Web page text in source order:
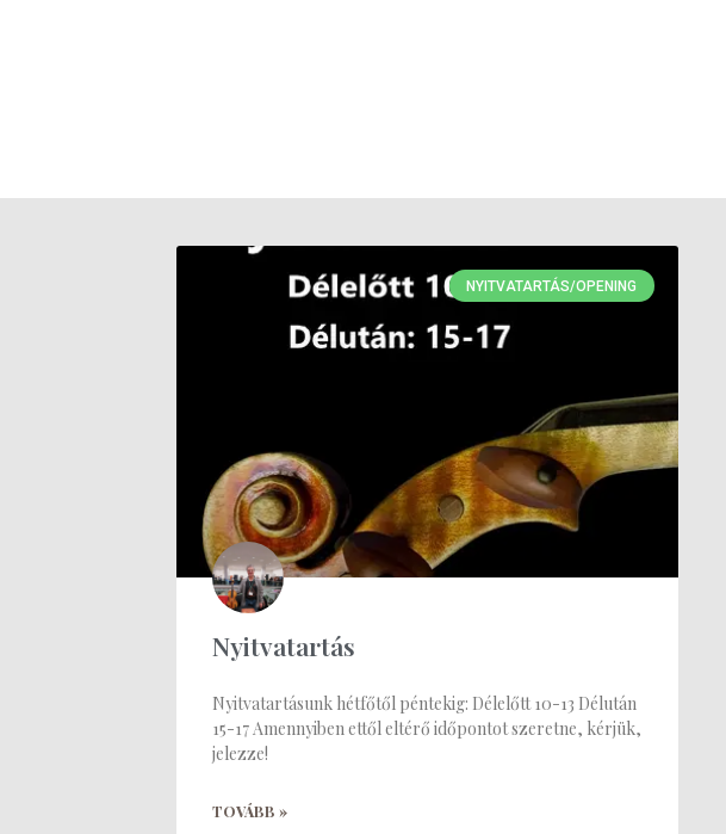
NYITVATARTÁS/OPENING
Nyitvatartás
Nyitvatartásunk hétfőtől péntekig: Délelőtt 10-13 Délután
15-17 Amennyiben ettől eltérő időpontot szeretne, kérjük,
jelezze!
TOVÁBB »